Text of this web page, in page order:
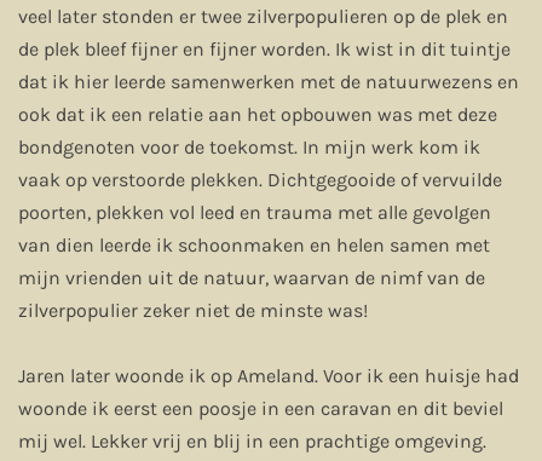
veel later stonden er twee zilverpopulieren op de plek en
de plek bleef fijner en fijner worden. Ik wist in dit tuintje
dat ik hier leerde samenwerken met de natuurwezens en
ook dat ik een relatie aan het opbouwen was met deze
bondgenoten voor de toekomst. In mijn werk kom ik
vaak op verstoorde plekken. Dichtgegooide of vervuilde
poorten, plekken vol leed en trauma met alle gevolgen
van dien leerde ik schoonmaken en helen samen met
mijn vrienden uit de natuur, waarvan de nimf van de
zilverpopulier zeker niet de minste was!
Jaren later woonde ik op Ameland. Voor ik een huisje had
woonde ik eerst een poosje in een caravan en dit beviel
mij wel. Lekker vrij en blij in een prachtige omgeving.